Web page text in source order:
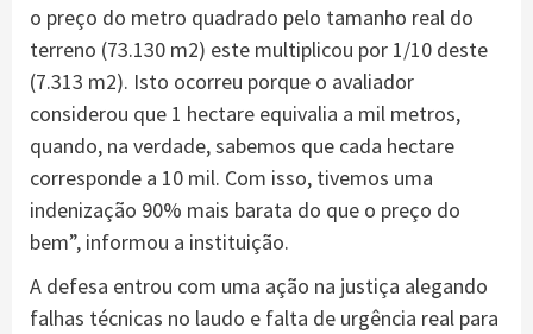
o preço do metro quadrado pelo tamanho real do
terreno (73.130 m2) este multiplicou por 1/10 deste
(7.313 m2). Isto ocorreu porque o avaliador
considerou que 1 hectare equivalia a mil metros,
quando, na verdade, sabemos que cada hectare
corresponde a 10 mil. Com isso, tivemos uma
indenização 90% mais barata do que o preço do
bem”, informou a instituição.
A defesa entrou com uma ação na justiça alegando
falhas técnicas no laudo e falta de urgência real para